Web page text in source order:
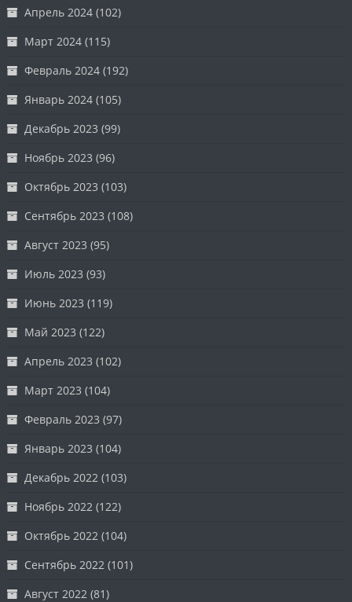
Апрель 2024 (102)
Март 2024 (115)
Февраль 2024 (192)
Январь 2024 (105)
Декабрь 2023 (99)
Ноябрь 2023 (96)
Октябрь 2023 (103)
Сентябрь 2023 (108)
Август 2023 (95)
Июль 2023 (93)
Июнь 2023 (119)
Май 2023 (122)
Апрель 2023 (102)
Март 2023 (104)
Февраль 2023 (97)
Январь 2023 (104)
Декабрь 2022 (103)
Ноябрь 2022 (122)
Октябрь 2022 (104)
Сентябрь 2022 (101)
Август 2022 (81)